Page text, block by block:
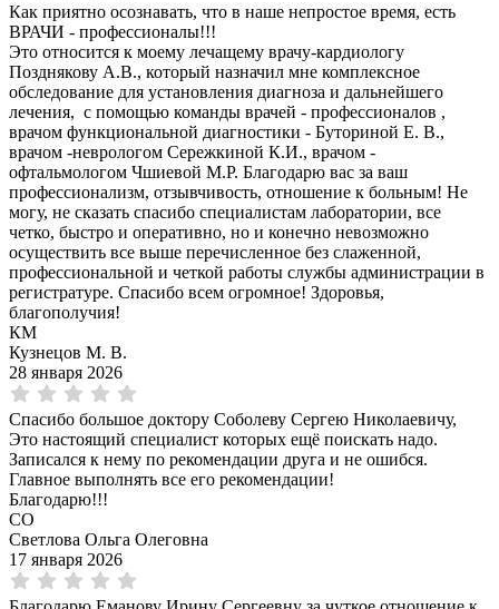
Как приятно осознавать, что в наше непростое время, есть
ВРАЧИ - профессионалы!!!
Это относится к моему лечащему врачу-кардиологу
Позднякову А.В., который назначил мне комплексное
обследование для установления диагноза и дальнейшего
лечения, с помощью команды врачей - профессионалов ,
врачом функциональной диагностики - Буториной Е. В.,
врачом -неврологом Сережкиной К.И., врачом -
офтальмологом Чшиевой М.Р. Благодарю вас за ваш
профессионализм, отзывчивость, отношение к больным! Не
могу, не сказать спасибо специалистам лаборатории, все
четко, быстро и оперативно, но и конечно невозможно
осуществить все выше перечисленное без слаженной,
профессиональной и четкой работы службы администрации в
регистратуре. Спасибо всем огромное! Здоровья,
благополучия!
КМ
Кузнецов М. В.
28 января 2026
Спасибо большое доктору Соболеву Сергею Николаевичу,
Это настоящий специалист которых ещё поискать надо.
Записался к нему по рекомендации друга и не ошибся.
Главное выполнять все его рекомендации!
Благодарю!!!
СО
Светлова Ольга Олеговна
17 января 2026